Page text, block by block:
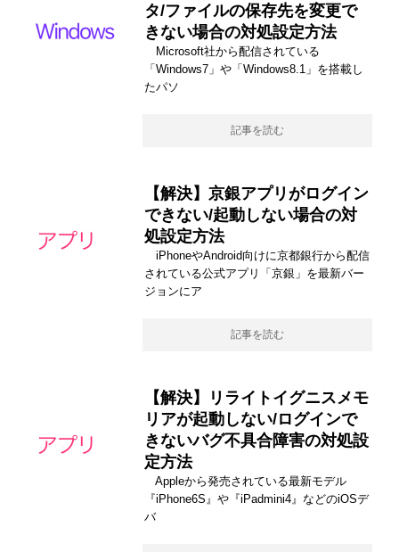
タ/ファイルの保存先を変更で
きない場合の対処設定方法
Microsoft社から配信されている
「Windows7」や「Windows8.1」を搭載し
たパソ
記事を読む
【解決】京銀アプリがログイン
できない/起動しない場合の対
処設定方法
iPhoneやAndroid向けに京都銀行から配信
されている公式アプリ「京銀」を最新バー
ジョンにア
記事を読む
【解決】リライトイグニスメモ
リアが起動しない/ログインで
きないバグ不具合障害の対処設
定方法
Appleから発売されている最新モデル
『iPhone6S』や『iPadmini4』などのiOSデ
バ